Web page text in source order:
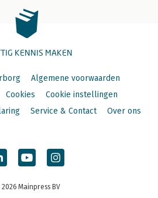
KENNIS MAKEN
Algemene voorwaarden
Cookies
Cookie instellingen
Service & Contact Over ons
Mainpress BV